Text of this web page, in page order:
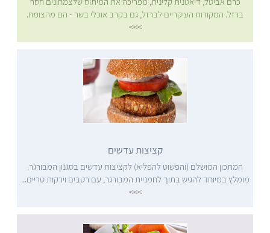
ברזל. המקורות העיקריים לברזל, גם בקרב אוכלי בשר - הם מהצומח.
קציצות עדשים
המתכון המושלם (והפשוט להפליא) לקציצות עדשים בסגנון המבורגר.
מומלץ במיוחד להגיש בתוך לחמניית המבורגר, עם רטבים וירקות טריים...